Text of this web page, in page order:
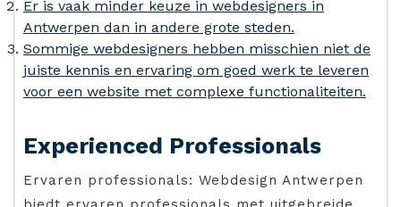
Er is vaak minder keuze in webdesigners in
Antwerpen dan in andere grote steden.
Sommige webdesigners hebben misschien niet de
juiste kennis en ervaring om goed werk te leveren
voor een website met complexe functionaliteiten.
Experienced Professionals
Ervaren professionals: Webdesign Antwerpen